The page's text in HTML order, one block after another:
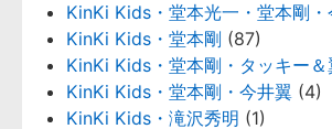
KinKi Kids・堂本光一・堂本剛・
KinKi Kids・堂本剛 (87)
KinKi Kids・堂本剛・タッキー＆
KinKi Kids・堂本剛・今井翼 (4)
KinKi Kids・滝沢秀明 (1)